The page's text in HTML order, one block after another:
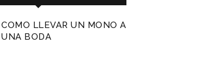
COMO LLEVAR UN MONO A
UNA BODA